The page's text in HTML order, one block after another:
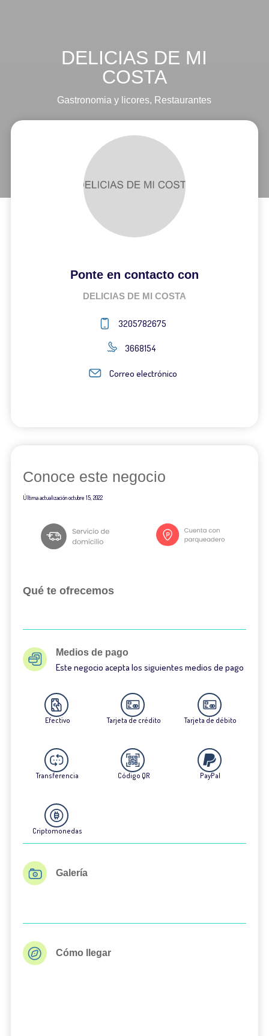
DELICIAS DE MI
COSTA
Gastronomia y licores, Restaurantes
Ponte en contacto con
DELICIAS DE MI COSTA
3205782675
3668154
Correo electrónico
Conoce este negocio
Última actualizaciónoctubre 15, 2022
Qué te ofrecemos
Medios de pago
Este negocio acepta los siguientes medios de pago
Efectivo Tarjeta de crédito Tarjeta de débito
Transferencia Código QR PayPal
Criptomonedas
Galería
Cómo llegar